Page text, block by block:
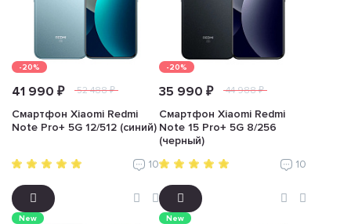
-20%
41 990 ₽ 52 488 ₽
Смартфон Xiaomi Redmi
Note Pro+ 5G 12/512 (синий)
10
-20%
35 990 ₽ 44 988 ₽
Смартфон Xiaomi Redmi
Note 15 Pro+ 5G 8/256
(черный)
10
New New